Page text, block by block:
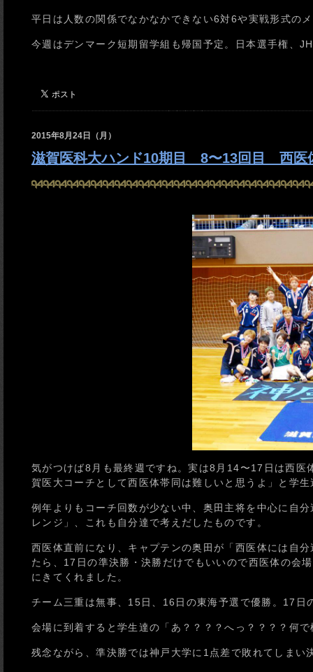
平日は人数の関係でなかなかできない6対6や実戦形式の
今週はデンマーク短期留学組も帰国予定。日本選手権、
2015年8月24日（月）
滋賀医科大ハンド10期目 8〜13回目 西医
気がつけば8月も最終週ですね。実は8月14〜17日は西
賀医大コーチとして西医体帯同は難しいと思うよ」と学
例年よりもコーチ回数が少ない中、奥田主将を中心に自
レンジ」、これも自分達で考えだしたものです。
西医体直前になり、キャプテンの奥田が「西医体には自
たら、17日の準決勝・決勝だけでもいいので西医体の会
にきてくれました。
チーム三重は無事、15日、16日の東海予選で優勝。17日
会場に到着すると学生達の「あ？？？？へっ？？？？何
残念ながら、準決勝では神戸大学に1点差で敗れてしま